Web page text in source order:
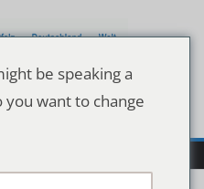
be speaking a
want to change